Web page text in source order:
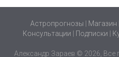
Астропрогнозы Магазин
Консультации
Подписки
Александр Зараев © 2026, Все